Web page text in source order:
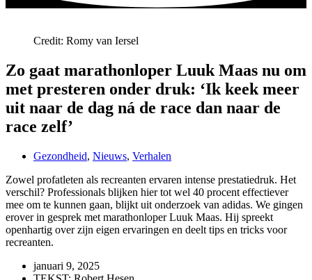
Credit: Romy van Iersel
Zo gaat marathonloper Luuk Maas nu om
met presteren onder druk: ‘Ik keek meer
uit naar de dag ná de race dan naar de
race zelf’
Gezondheid, Nieuws, Verhalen
Zowel profatleten als recreanten ervaren intense prestatiedruk. Het
verschil? Professionals blijken hier tot wel 40 procent effectiever
mee om te kunnen gaan, blijkt uit onderzoek van adidas. We gingen
erover in gesprek met marathonloper Luuk Maas. Hij spreekt
openhartig over zijn eigen ervaringen en deelt tips en tricks voor
recreanten.
januari 9, 2025